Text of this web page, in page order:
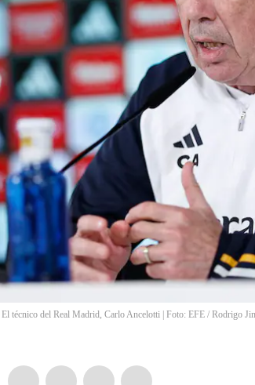
El técnico del Real Madrid, Carlo Ancelotti | Foto: EFE / Rodrigo